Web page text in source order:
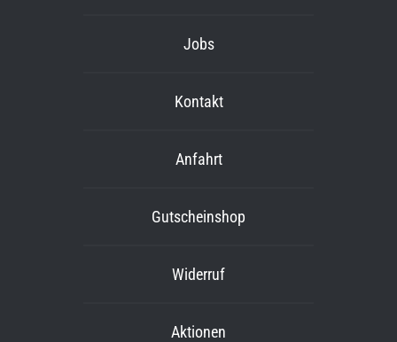
Jobs
Kontakt
Anfahrt
Gutscheinshop
Widerruf
Aktionen